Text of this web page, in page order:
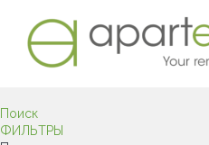
Поиск
ФИЛЬТРЫ